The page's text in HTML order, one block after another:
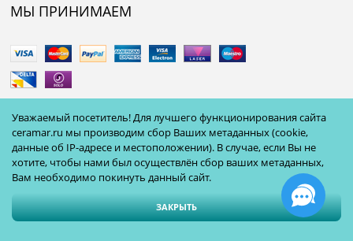
МЫ ПРИНИМАЕМ
Полная версия сайта
Уважаемый посетитель! Для лучшего функционирования сайта
ceramar.ru мы производим сбор Ваших метаданных (cookie,
данные об IP-адресе и местоположении). В случае, если Вы не
хотите, чтобы нами был осуществлён сбор ваших метаданных,
Вам необходимо покинуть данный сайт.
ЗАКРЫТЬ